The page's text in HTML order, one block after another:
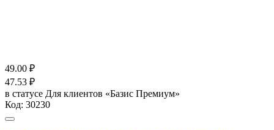
49.00 ₽
47.53 ₽
в статусе Для клиентов «Базис Премиум»
Код: 30230